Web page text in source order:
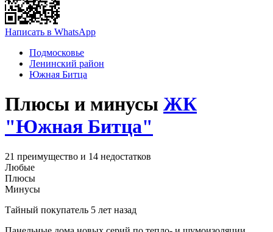
Написать в WhatsApp
Подмосковье
Ленинский район
Южная Битца
Плюсы и минусы ЖК
"Южная Битца"
21 преимущество и 14 недостатков
Любые
Плюсы
Минусы
Тайный покупатель 5 лет назад